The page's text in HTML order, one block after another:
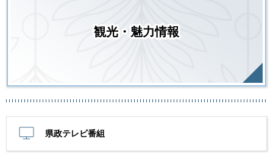
観光・魅力情報
県政テレビ番組